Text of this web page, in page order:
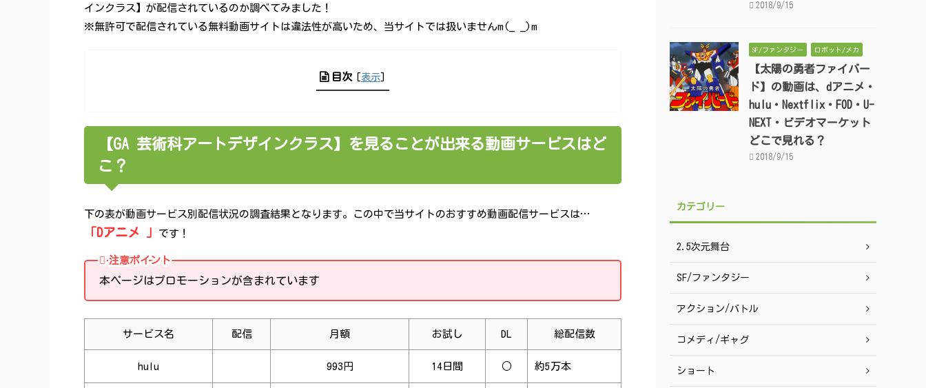
インクラス】が配信されているのか調べてみました！
※無許可で配信されている無料動画サイトは違法性が高いため、当サイトでは扱いませんm(_ _)m
目次 [表示]
【GA 芸術科アートデザインクラス】を見ることが出来る動画サービスはど
こ？
下の表が動画サービス別配信状況の調査結果となります。この中で当サイトのおすすめ動画配信サービスは…
「Dアニメ 」 です！
注意ポイント
本ページはプロモーションが含まれています
サービス名 配信 月額 お試し DL 総配信数
hulu 993円 14日間 ○ 約5万本
2018/9/15
SF/ファンタジー ロボット/メカ
【太陽の勇者ファイバー
ド】の動画は、dアニメ・
hulu・Nextflix・FOD・U-
NEXT・ビデオマーケット
どこで見れる？
2018/9/15
カテゴリー
2.5次元舞台
SF/ファンタジー
アクション/バトル
コメディ/ギャグ
ショート